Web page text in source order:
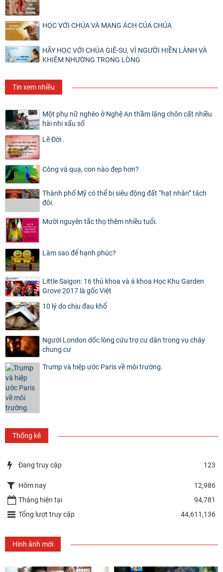
HỌC VỚI CHÚA VÀ MANG ÁCH CỦA CHÚA
HÃY HỌC VỚI CHÚA GIÊ-SU, VÌ NGƯỜI HIỀN LÀNH VÀ
KHIÊM NHƯỜNG TRONG LÒNG
Tin xem nhiều
Một phụ nữ nghèo ở Nghệ An thầm lặng chôn cất nhiều
hài nhi xấu số
Lẽ Đời .
Công và quạ, con nào đẹp hơn?
Thành phố Mỹ có thể bị siêu động đất “hạt nhân” tách
đôi.
Mười nguyên tắc thọ thêm nhiều tuổi.
Làm sao để hạnh phúc?
Little Saigon: 16 thủ khoa và á khoa Học Khu Garden
Grove 2017 là gốc Việt
10 lý do chịu đau khổ
Người London dốc lòng cứu trợ cư dân trong vụ cháy
chung cư
Trump và hiệp ước Paris về môi trường.
Thống kê
Đang truy cập 123
Hôm nay
12,986
Tháng hiện tại
94,781
Tổng lượt truy cập
44,611,136
Hình ảnh mới